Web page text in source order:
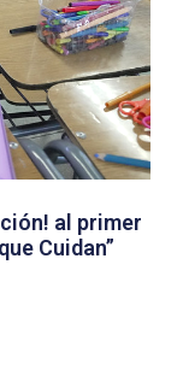
al primer
Cuidan”